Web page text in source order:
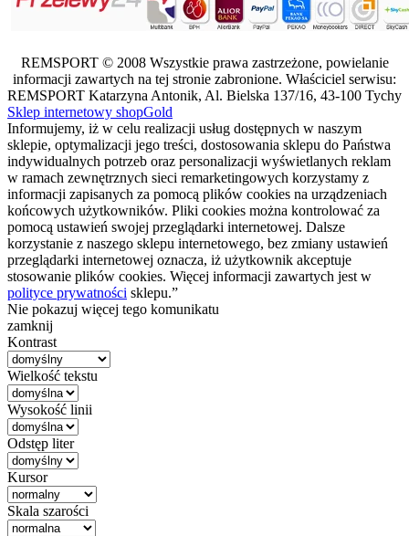
REMSPORT © 2008 Wszystkie prawa zastrzeżone, powielanie
informacji zawartych na tej stronie zabronione. Właściciel serwisu:
REMSPORT Katarzyna Antonik, Al. Bielska 137/16, 43-100 Tychy
Sklep internetowy shopGold
Informujemy, iż w celu realizacji usług dostępnych w naszym
sklepie, optymalizacji jego treści, dostosowania sklepu do Państwa
indywidualnych potrzeb oraz personalizacji wyświetlanych reklam
w ramach zewnętrznych sieci remarketingowych korzystamy z
informacji zapisanych za pomocą plików cookies na urządzeniach
końcowych użytkowników. Pliki cookies można kontrolować za
pomocą ustawień swojej przeglądarki internetowej. Dalsze
korzystanie z naszego sklepu internetowego, bez zmiany ustawień
przeglądarki internetowej oznacza, iż użytkownik akceptuje
stosowanie plików cookies. Więcej informacji zawartych jest w
polityce prywatności sklepu.”
Nie pokazuj więcej tego komunikatu
zamknij
Kontrast
Wielkość tekstu
Wysokość linii
Odstęp liter
Kursor
Skala szarości